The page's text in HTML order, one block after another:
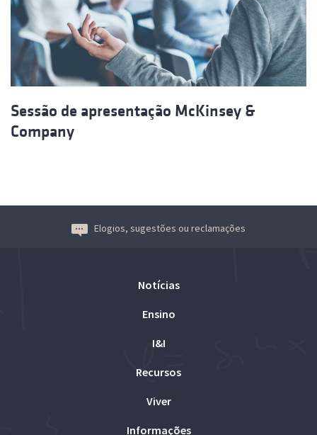
Sessão de apresentação McKinsey &
Company
Elogios, sugestões ou reclamações
Notícias
Ensino
I&I
Recursos
Viver
Informações